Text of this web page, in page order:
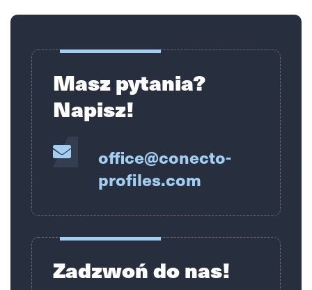
Masz pytania?
Napisz!
office@conecto-
profiles.com
Zadzwoń do nas!